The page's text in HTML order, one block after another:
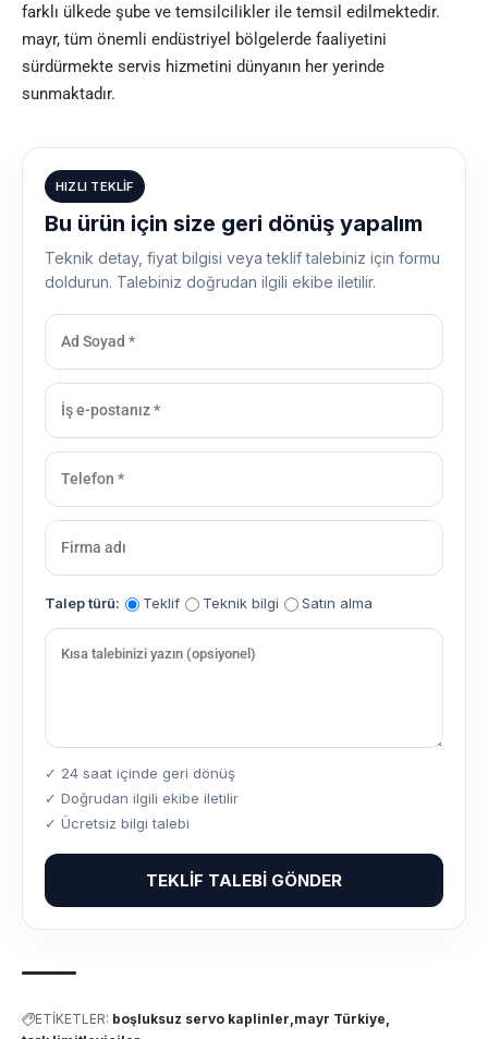
farklı ülkede şube ve temsilcilikler ile temsil edilmektedir.
mayr, tüm önemli endüstriyel bölgelerde faaliyetini
sürdürmekte servis hizmetini dünyanın her yerinde
sunmaktadır.
HIZLI TEKLIF
Bu ürün için size geri dönüş yapalım
Teknik detay, fiyat bilgisi veya teklif talebiniz için formu
doldurun. Talebiniz doğrudan ilgili ekibe iletilir.
Talep türü: Teklif Teknik bilgi Satın alma
✓ 24 saat içinde geri dönüş
✓ Doğrudan ilgili ekibe iletilir
✓ Ücretsiz bilgi talebi
TEKLIF TALEBI GÖNDER
ETİKETLER: boşluksuz servo kaplinler mayr Türkiye